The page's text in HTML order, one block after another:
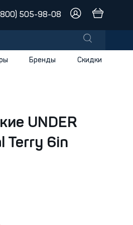
505-98-08
Бренды Скидки
UNDER
Terry 6in